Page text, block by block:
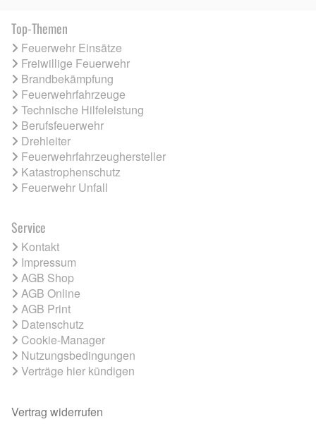
Top-Themen
Feuerwehr Einsätze
Freiwillige Feuerwehr
Brandbekämpfung
Feuerwehrfahrzeuge
Technische Hilfeleistung
Berufsfeuerwehr
Drehleiter
Feuerwehrfahrzeughersteller
Katastrophenschutz
Feuerwehr Unfall
Service
Kontakt
Impressum
AGB Shop
AGB Online
AGB Print
Datenschutz
Cookie-Manager
Nutzungsbedingungen
Verträge hier kündigen
Vertrag widerrufen